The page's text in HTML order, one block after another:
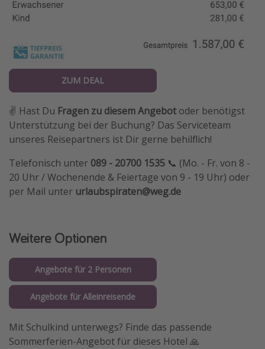
ZUM DEAL
✌️ Hast Du Fragen zu diesem Angebotoder benötigst
Unterstützung bei der Buchung? Das Serviceteam
unseres Reisepartners ist Dir gerne behilflich!
Telefonisch unter 089 - 20700 1535 📞 (Mo. - Fr. von 8 -
20 Uhr / Wochenende & Feiertage von 9 - 19 Uhr) oder
per Mail unter urlaubspiraten@weg.de
Weitere Optionen
Angebote für 2 Personen
Angebote für Alleinreisende
Mit Schulkind unterwegs? Finde das passende
Sommerferien-Angebot für dieses Hotel 🙏